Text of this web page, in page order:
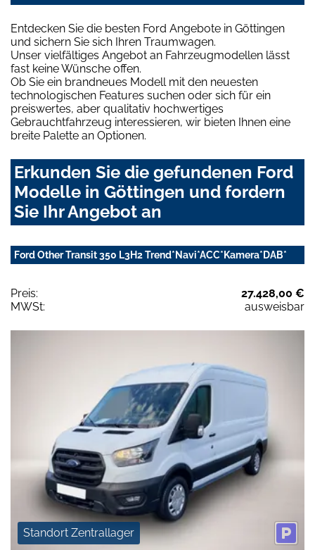
Entdecken Sie die besten Ford Angebote in Göttingen
und sichern Sie sich Ihren Traumwagen.
Unser vielfältiges Angebot an Fahrzeugmodellen lässt
fast keine Wünsche offen.
Ob Sie ein brandneues Modell mit den neuesten
technologischen Features suchen oder sich für ein
preiswertes, aber qualitativ hochwertiges
Gebrauchtfahrzeug interessieren, wir bieten Ihnen eine
breite Palette an Optionen.
Erkunden Sie die gefundenen Ford
Modelle in Göttingen und fordern
Sie Ihr Angebot an
Ford Other Transit 350 L3H2 Trend*Navi*ACC*Kamera*DAB*
Preis:
27.428,00 €
MWSt:
ausweisbar
Standort Zentrallager